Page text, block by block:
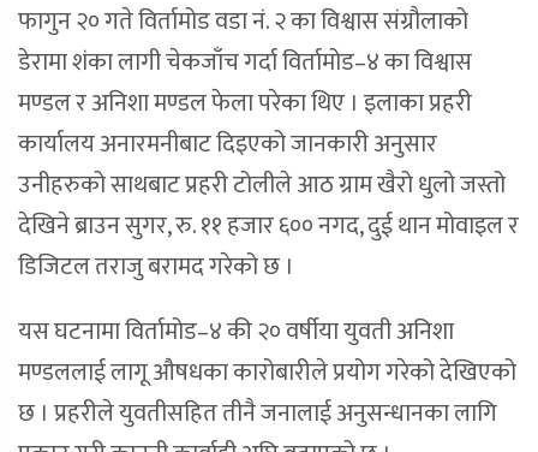
फागुन २० गते विर्तामोड वडा नं. २ का विश्वास संग्रौलाको
डेरामा शंका लागी चेकजाँच गर्दा विर्तामोड–४ का विश्वास
मण्डल र अनिशा मण्डल फेला परेका थिए । इलाका प्रहरी
कार्यालय अनारमनीबाट दिइएको जानकारी अनुसार
उनीहरुको साथबाट प्रहरी टोलीले आठ ग्राम खैरो धुलो जस्तो
देखिने ब्राउन सुगर, रु. ११ हजार ६०० नगद, दुई थान मोवाइल र
डिजिटल तराजु बरामद गरेको छ ।
यस घटनामा विर्तामोड–४ की २० वर्षीया युवती अनिशा
मण्डललाई लागू औषधका कारोबारीले प्रयोग गरेको देखिएको
छ । प्रहरीले युवतीसहित तीनै जनालाई अनुसन्धानका लागि